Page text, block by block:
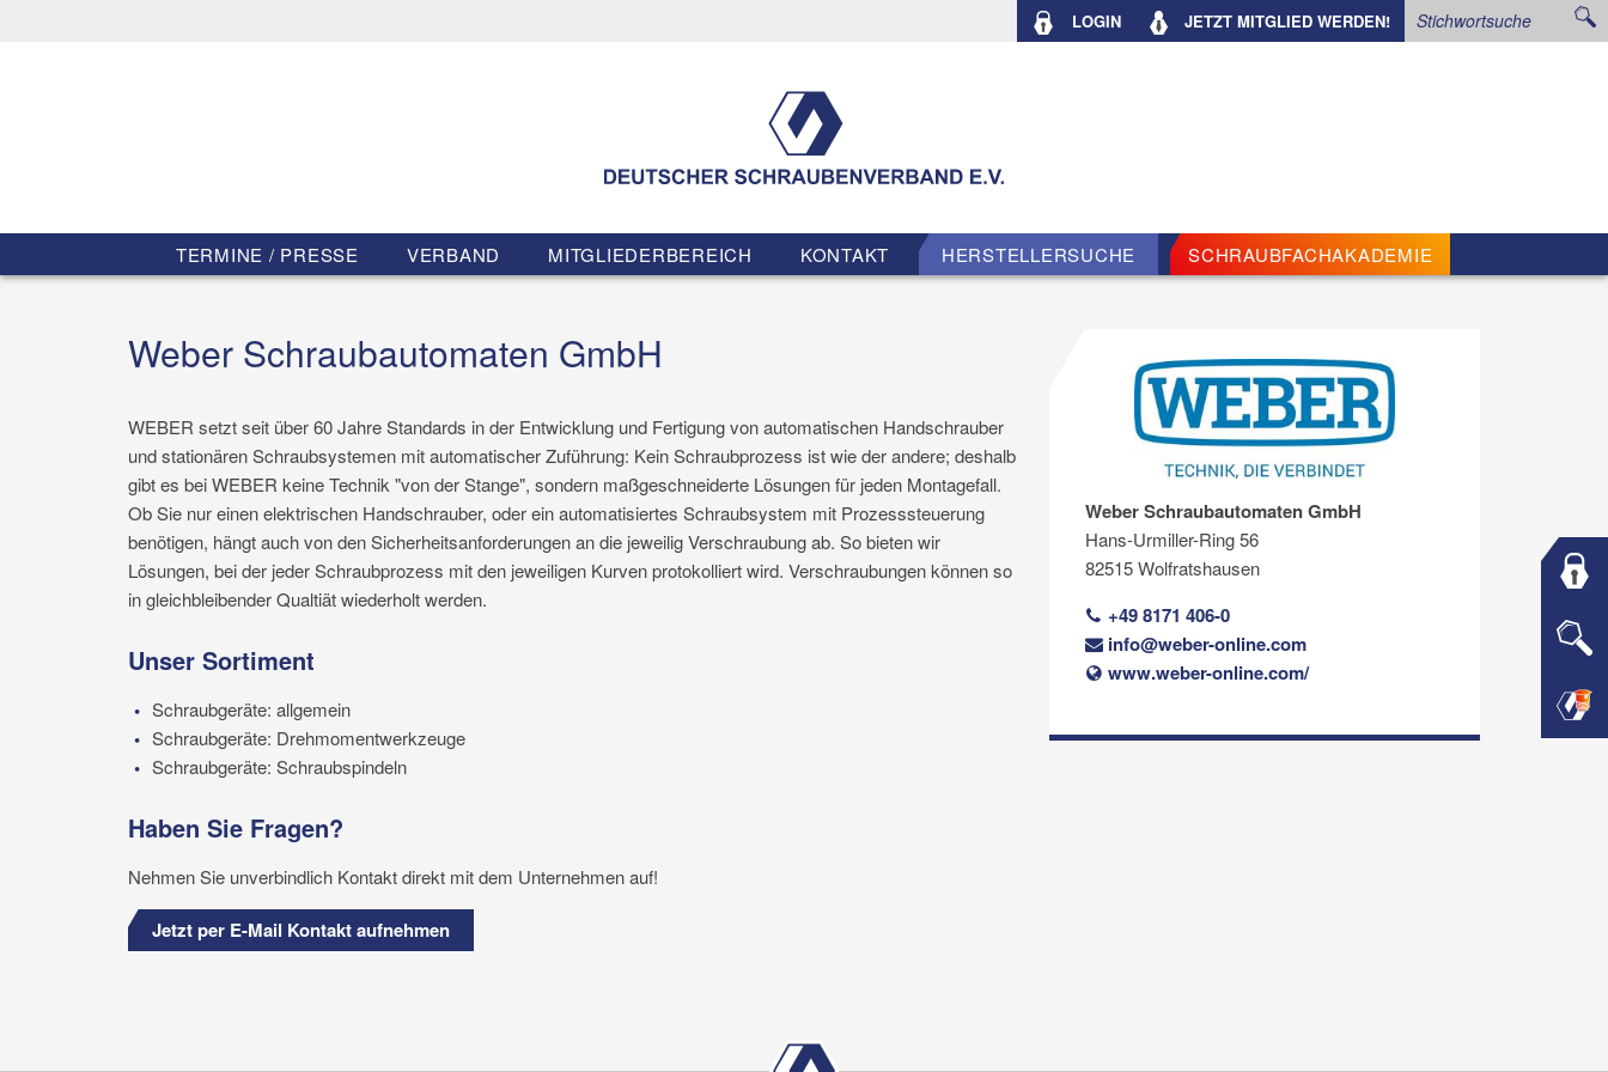
LOGIN JETZT MITGLIED WERDEN!
TERMINE / PRESSE VERBAND MITGLIEDERBEREICH KONTAKT HERSTELLERSUCHE SCHRAUBFACHAKADEMIE
Weber Schraubautomaten GmbH
WEBER setzt seit über 60 Jahre Standards in der Entwicklung und Fertigung von automatischen Handschrauber
und stationären Schraubsystemen mit automatischer Zuführung: Kein Schraubprozess ist wie der andere; deshalb
gibt es bei WEBER keine Technik "von der Stange", sondern maßgeschneiderte Lösungen für jeden Montagefall.
Ob Sie nur einen elektrischen Handschrauber, oder ein automatisiertes Schraubsystem mit Prozesssteuerung
benötigen, hängt auch von den Sicherheitsanforderungen an die jeweilig Verschraubung ab. So bieten wir
Lösungen, bei der jeder Schraubprozess mit den jeweiligen Kurven protokolliert wird. Verschraubungen können so
in gleichbleibender Qualtiät wiederholt werden.
Unser Sortiment
Schraubgeräte: allgemein
Schraubgeräte: Drehmomentwerkzeuge
Schraubgeräte: Schraubspindeln
Haben Sie Fragen?
Nehmen Sie unverbindlich Kontakt direkt mit dem Unternehmen auf!
Jetzt per E-Mail Kontakt aufnehmen
Weber Schraubautomaten GmbH
Hans-Urmiller-Ring 56
82515 Wolfratshausen
+49 8171 406-0
info@weber-online.com
www.weber-online.com/